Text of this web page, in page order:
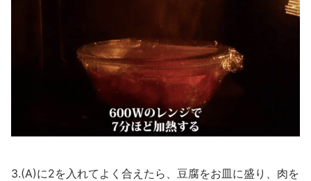
3.(A)に2を入れてよく合えたら、豆腐をお皿に盛り、肉を